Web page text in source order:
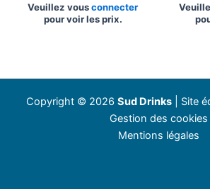
Veuillez vousconnecter
pour voir les prix.
Copyright © 2026 Sud Drinks | Site
Gestion des cookies
Mentions légales